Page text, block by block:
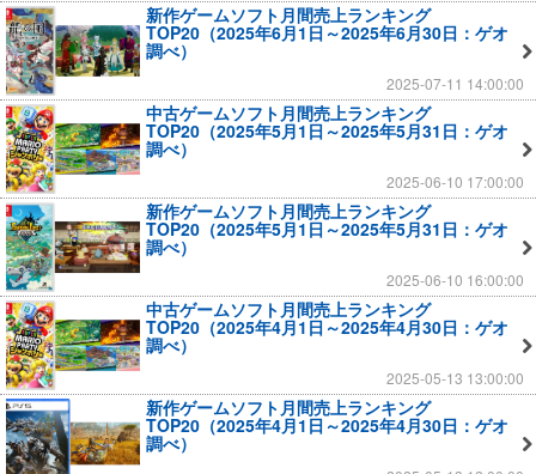
新作ゲームソフト月間売上ランキング
TOP20（2025年6月1日～2025年6月30日：ゲオ
調べ）
2025-07-11 14:00:00
中古ゲームソフト月間売上ランキング
TOP20（2025年5月1日～2025年5月31日：ゲオ
調べ）
2025-06-10 17:00:00
新作ゲームソフト月間売上ランキング
TOP20（2025年5月1日～2025年5月31日：ゲオ
調べ）
2025-06-10 16:00:00
中古ゲームソフト月間売上ランキング
TOP20（2025年4月1日～2025年4月30日：ゲオ
調べ）
2025-05-13 13:00:00
新作ゲームソフト月間売上ランキング
TOP20（2025年4月1日～2025年4月30日：ゲオ
調べ）